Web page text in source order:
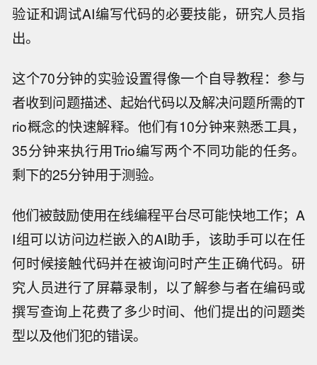
验证和调试AI编写代码的必要技能，研究人员指
出。
这个70分钟的实验设置得像一个自导教程：参与
者收到问题描述、起始代码以及解决问题所需的T
rio概念的快速解释。他们有10分钟来熟悉工具，
35分钟来执行用Trio编写两个不同功能的任务。
剩下的25分钟用于测验。
他们被鼓励使用在线编程平台尽可能快地工作；A
I组可以访问边栏嵌入的AI助手，该助手可以在任
何时候接触代码并在被询问时产生正确代码。研
究人员进行了屏幕录制，以了解参与者在编码或
撰写查询上花费了多少时间、他们提出的问题类
型以及他们犯的错误。